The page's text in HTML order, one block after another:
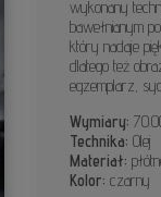
wykonany
bawełnianym
który nadaje
dlatego też
egzemplarz,
Wymiary:
Technika: Olej
Materiał:
Kolor: czarny